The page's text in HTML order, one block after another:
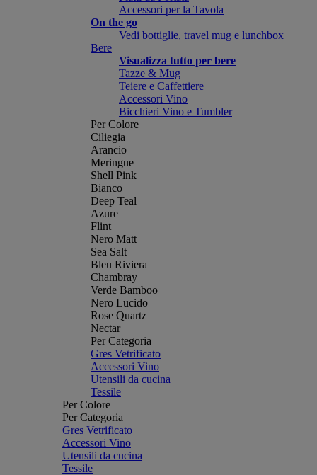
Accessori per la Tavola
On the go
Vedi bottiglie, travel mug e lunchbox
Bere
Visualizza tutto per bere
Tazze & Mug
Teiere e Caffettiere
Accessori Vino
Bicchieri Vino e Tumbler
Per Colore
Ciliegia
Arancio
Meringue
Shell Pink
Bianco
Deep Teal
Azure
Flint
Nero Matt
Sea Salt
Bleu Riviera
Chambray
Verde Bamboo
Nero Lucido
Rose Quartz
Nectar
Per Categoria
Gres Vetrificato
Accessori Vino
Utensili da cucina
Tessile
Per Colore
Per Categoria
Gres Vetrificato
Accessori Vino
Utensili da cucina
Tessile